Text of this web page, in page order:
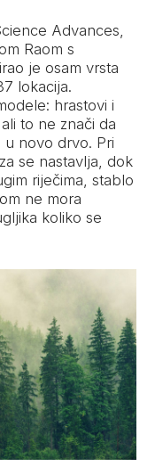
Advances,
Raom s
je osam vrsta
lokacija.
hrastovi i
to ne znači da
novo drvo. Pri
se nastavlja, dok
riječima, stablo
ne mora
koliko se